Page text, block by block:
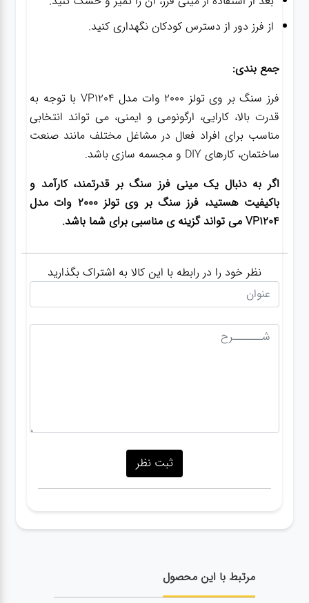
از فرز دور از دسترس کودکان نگهداری کنید.
جمع بندی:
فرز سنگ بر وی تولز 2000 وات مدل VP1204 با توجه به
قدرت بالا، کارایی، ارگونومی و ایمنی، می تواند انتخابی
مناسب برای افراد فعال در مشاغل مختلف مانند صنعت
ساختمان، کارهای DIY و مجسمه سازی باشد.
اگر به دنبال یک مینی فرز سنگ بر قدرتمند، کارآمد و
باکیفیت هستید، فرز سنگ بر وی تولز 2000 وات مدل
VP1204 می تواند گزینه ی مناسبی برای شما باشد.
نظر خود را در رابطه با این کالا به اشتراک بگذارید
مرتبط با این محصول